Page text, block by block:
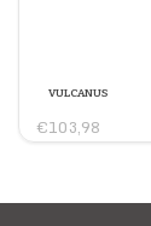
VULCANUS
€103,98